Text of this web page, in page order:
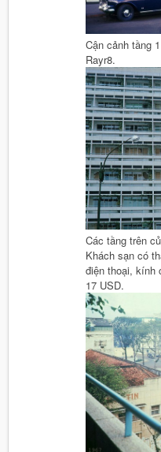
Cận cảnh tầng
Rayr8.
Các tầng trên
Khách sạn có
điện thoại, kính
17 USD.